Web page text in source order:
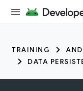
TRAINING
DATA